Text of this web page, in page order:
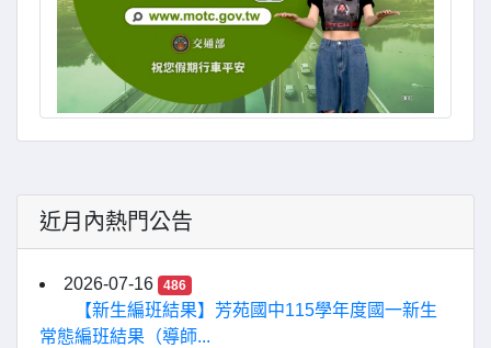
近月內熱門公告
2026-07-16 486
【新生編班結果】芳苑國中115學年度國一新生
常態編班結果（導師...